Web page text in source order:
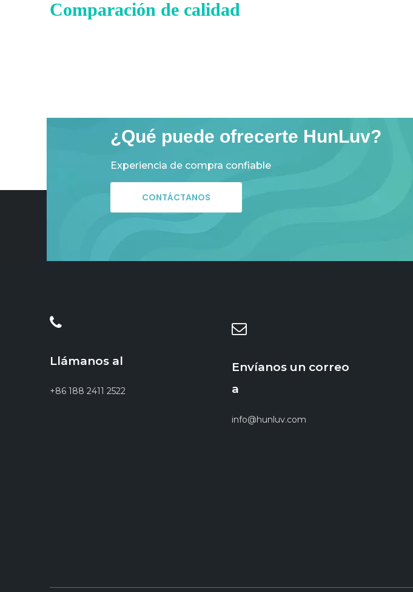
Comparación de calidad
¿Qué puede ofrecerte HunLuv?
Experiencia de compra confiable
CONTÁCTANOS
Llámanos al
+86 188 2411 2522
Envíanos un correo
a
info@hunluv.com